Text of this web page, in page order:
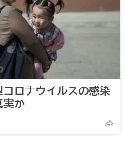
ロナウイルスの感染
か